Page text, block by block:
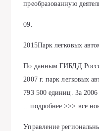
преобразованную
09.
2015Парк легковых
По данным ГИБДД
2007 г. парк легковых
793 500 единиц. За
…подробнее >>> все
Управление